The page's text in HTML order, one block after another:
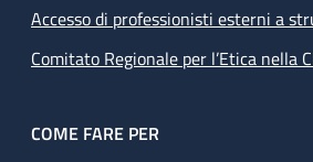
Accesso di professionisti esterni a
Comitato Regionale per l’Etica nella
COME FARE PER